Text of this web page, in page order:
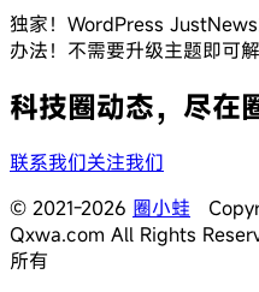
独家！WordPress
办法！不需要升级主题即可解
科技圈动态，尽在
联系我们关注我们
© 2021-2026 圈小蛙
Qxwa.com All Rights
所有